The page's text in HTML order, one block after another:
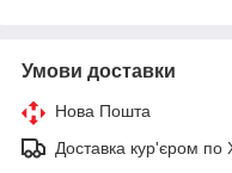
Умови доставки
Нова Пошта
Доставка кур'єром по